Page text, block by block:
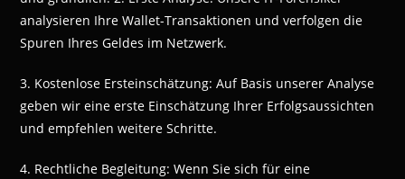
analysieren Ihre Wallet-Transaktionen und verfolgen die
Spuren Ihres Geldes im Netzwerk.
3. Kostenlose Ersteinschätzung: Auf Basis unserer Analyse
geben wir eine erste Einschätzung Ihrer Erfolgsaussichten
und empfehlen weitere Schritte.
4. Rechtliche Begleitung: Wenn Sie sich für eine